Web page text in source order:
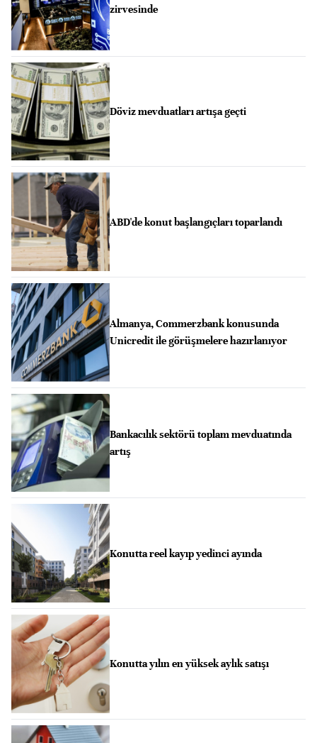
zirvesinde
Döviz mevduatları artışa geçti
ABD'de konut başlangıçları toparlandı
Almanya, Commerzbank konusunda
Unicredit ile görüşmelere hazırlanıyor
Bankacılık sektörü toplam mevduatında
artış
Konutta reel kayıp yedinci ayında
Konutta yılın en yüksek aylık satışı